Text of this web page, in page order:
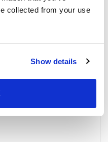
collected from your use
Show details